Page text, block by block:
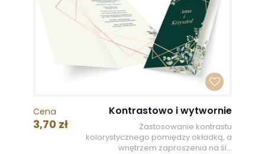
Cena
3,70 zł
Kontrastowo i wytwornie
Zastosowanie kontrastu
kolorystycznego pomiędzy okładką, a
wnętrzem zaproszenia na śl...